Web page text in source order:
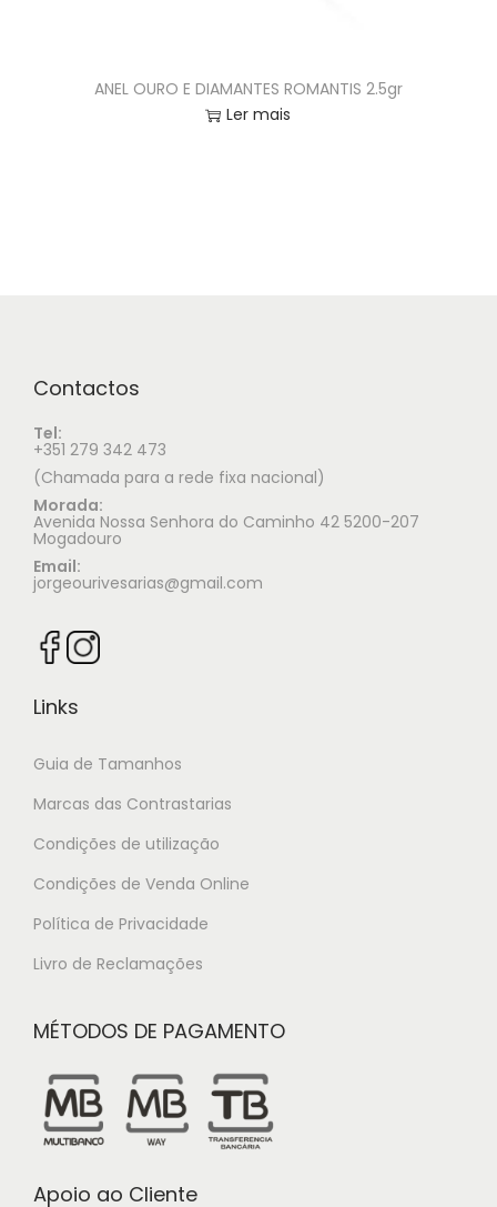
ANEL OURO E DIAMANTES ROMANTIS 2.5gr
Ler mais
Contactos
Tel:
+351 279 342 473
(Chamada para a rede fixa nacional)
Morada:
Avenida Nossa Senhora do Caminho 42 5200-207
Mogadouro
Email:
jorgeourivesarias@gmail.com
Links
Guia de Tamanhos
Marcas das Contrastarias
Condições de utilização
Condições de Venda Online
Política de Privacidade
Livro de Reclamações
MÉTODOS DE PAGAMENTO
Apoio ao Cliente